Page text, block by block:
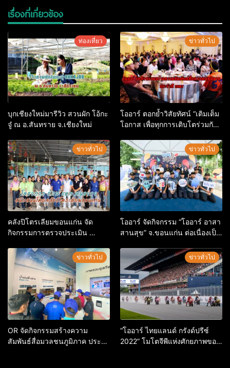
เรื่องที่เกี่ยวข้อง
ท่องเที่ยว
บุกเชียงใหม่มารีวิว สวนผัก โอ้กะ
จู๋ ณ อ.สันทราย จ.เชียงใหม่
ข่าวทั่วไป
โออาร์ ตอกย้ำวิสัยทัศน์ “เติมเต็ม
โอกาส เพื่อทุกการเติบโตร่วมกัน”
ความสัมพันธ์สื่อมวลชนภูมิภาค
ประจำปี 2567
ข่าวทั่วไป
คลังปิโตรเลียมขอนแก่น จัด
กิจกรรมการตรวจประเมิน
ข่าวทั่วไป
โออาร์ จัดกิจกรรม “โออาร์ อาสา
สานสุข” จ.ขอนแก่น ต่อเนื่องเป็น
ข่าวทั่วไป
OR จัดกิจกรรมสร้างความ
สัมพันธ์สื่อมวลชนภูมิภาค ประจำ
ข่าวทั่วไป
“โออาร์ ไทยแลนด์ กรังด์ปรีซ์
2022” โมโตจีพีแห่งศักยภาพของ